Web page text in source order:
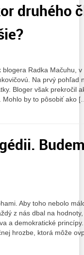
druhého
Radka Mačuhu,
Na prvý pohľad
Bloger však prekročil
Mohlo by to pôsobiť ako
Aby toho nebolo
z nás dbal na
a demokratické
hrozbe, ktorá môže